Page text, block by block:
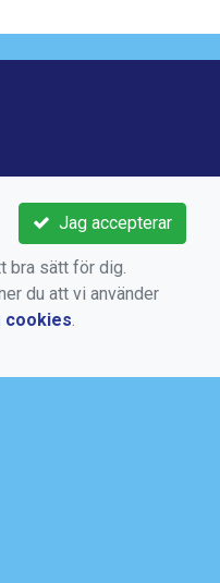
Jag accepterar
bra sätt för dig.
du att vi använder
cookies.